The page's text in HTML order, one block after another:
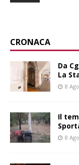
CRONACA
Da
La
8
Il
8